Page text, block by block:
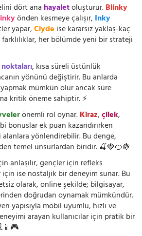
dört ana hayaletoluşturur.Blinky
önden kesmeye çalışır, Inky
yapar,Clyde ise kararsız yaklaş-kaç
farklılıklar, her bölümde yeni bir strateji
, kısa süreli üstünlük
yönünü değiştirir. Bu anlarda
mümkün olur ancak süre
kritik öneme sahiptir. ⚡
önemli rol oynar.Kiraz,çilek,
bonuslar ek puan kazandırırken
yönlendirebilir. Bu denge,
temel unsurlardan biridir. 🍒🍓🍊🍇
anlaşılır, gençler için refleks
ise nostaljik bir deneyim sunar. Bu
olarak, online şekilde; bilgisayar,
doğrudan oynamak mümkündür.
yapısıyla mobil uyumlu, hızlı ve
arayan kullanıcılar için pratik bir